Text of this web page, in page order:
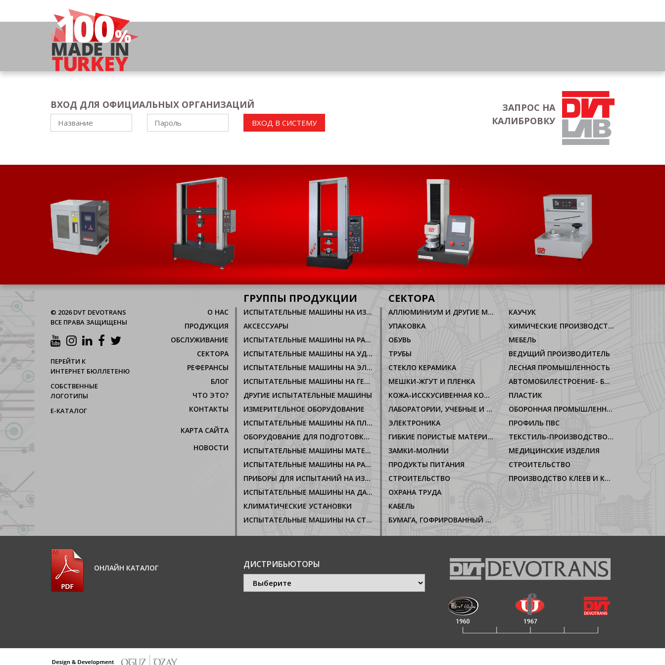
ВХОД ДЛЯ ОФИЦИАЛЬНЫХ ОРГАНИЗАЦИЙ
ВХОД В СИСТЕМУ
ЗАПРОС НА
КАЛИБРОВКУ
© 2026 DVT DEVOTRANS
ВСЕ ПРАВА ЗАЩИЩЕНЫ
ПЕРЕЙТИ К
ИНТЕРНЕТ БЮЛЛЕТЕНЮ
СОБСТВЕННЫЕ
ЛОГОТИПЫ
Е-КАТАЛОГ
О HAC
ПРОДУКЦИЯ
ОБСЛУЖИВАНИЕ
СЕКТОРА
РЕФЕРАНСЫ
БЛОГ
ЧТО ЭТО?
КОНТАКТЫ
КАРТА САЙТА
НОВОСТИ
ГРУППЫ ПРОДУКЦИИ
ИСПЫТАТЕЛЬНЫЕ МАШИНЫ НА ИЗНОС, ТРЕНИЕ
АКСЕССУАРЫ
ИСПЫТАТЕЛЬНЫЕ МАШИНЫ НА РАСТЯЖНИЕ, СЖАТИЕ
ИСПЫТАТЕЛЬНЫЕ МАШИНЫ НА УДАР, РАЗРУШЕНИЕ
ИСПЫТАТЕЛЬНЫЕ МАШИНЫ НА ЭЛЕКТРОПРОВОДИМОСТЬ
ИСПЫТАТЕЛЬНЫЕ МАШИНЫ НА ГЕРМЕТИЧНОСТЬ
ДРУГИЕ ИСПЫТАТЕЛЬНЫЕ МАШИНЫ
ИЗМЕРИТЕЛЬНОЕ ОБОРУДОВАНИЕ
ИСПЫТАТЕЛЬНЫЕ МАШИНЫ НА ПЛАВЛЕНИЕ
ОБОРУДОВАНИЕ ДЛЯ ПОДГОТОВКИ ОБРАЗЦОВ
ИСПЫТАТЕЛЬНЫЕ МАШИНЫ МАТЕРИАЛОВ НА ГОРЮЧЕСТЬ
ИСПЫТАТЕЛЬНЫЕ МАШИНЫ НА РАЗРЫВ
ПРИБОРЫ ДЛЯ ИСПЫТАНИЙ НА ИЗНОС
ИСПЫТАТЕЛЬНЫЕ МАШИНЫ НА ДАВЛЕНИЕ
КЛИМАТИЧЕСКИЕ УСТАНОВКИ
ИСПЫТАТЕЛЬНЫЕ МАШИНЫ НА СТОЙКОСТЬ К КОРРОЗИИ
СЕКТОРА
АЛЛЮМИНИУМ И ДРУГИЕ МЕТАЛЛЫ
УПАКОВКА
ОБУВЬ
ТРУБЫ
СТЕКЛО КЕРАМИКА
МЕШКИ-ЖГУТ И ПЛЕНКА
КОЖА-ИССКУСИВЕННАЯ КОЖА
ЛАБОРАТОРИИ, УЧЕБНЫЕ И ОФИЦИАЛЬНЫЕ УЧРЕЖДЕНИЯ
ЭЛЕКТРОНИКА
ГИБКИЕ ПОРИСТЫЕ МАТЕРИАЛЫ
ЗАМКИ-МОЛНИИ
ПРОДУКТЫ ПИТАНИЯ
СТРОИТЕЛЬСТВО
ОХРАНА ТРУДА
КАБЕЛЬ
БУМАГА, ГОФРИРОВАННЫЙ КАРТОН
КАУЧУК
ХИМИЧЕСКИЕ ПРОИЗВОДСТВА
МЕБЕЛЬ
ВЕДУЩИЙ ПРОИЗВОДИТЕЛЬ
ЛЕСНАЯ ПРОМЫШЛЕННОСТЬ
АВТОМОБИЛЕСТРОЕНИЕ- БЫТОВАЯ ТЕХНИКА
ПЛАСТИК
ОБОРОННАЯ ПРОМЫШЛЕННОСТЬ
ПРОФИЛЬ ПВС
ТЕКСТИЛЬ-ПРОИЗВОДСТВО НИТЕЙ
МЕДИЦИНСКИЕ ИЗДЕЛИЯ
СТРОИТЕЛЬСТВО
ПРОИЗВОДСТВО КЛЕЕВ И КЛЕЕВЫХ ЛЕНТ
ОНЛАЙН КАТАЛОГ ДИСТРИБЬЮТОРЫ